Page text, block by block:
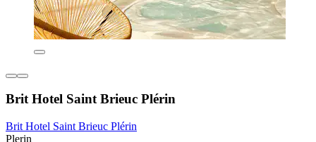
Brit Hotel Saint Brieuc Plérin
Brit Hotel Saint Brieuc Plérin
Plerin